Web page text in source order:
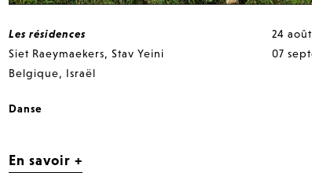
Les résidences
Siet Raeymaekers,Stav Yeini
Belgique, Israël
Danse
24
07
En savoir +